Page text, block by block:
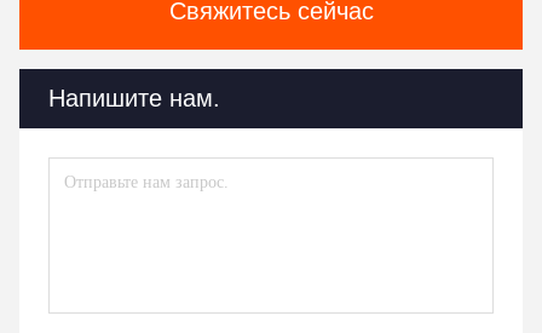
Свяжитесь сейчас
Напишите нам.